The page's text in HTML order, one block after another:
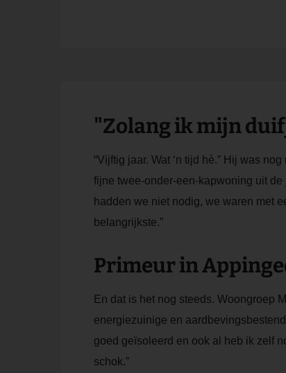
"Zolang ik mijn
“Vijftig jaar. Wat ‘n tijd hè.” Hij was
fijne twee-onder-een-kapwoning uit de
hadden we niet nodig, we waren met
belangrijkste.”
Primeur in
En dat is het nog steeds. Woongroep
energiezuinige en
goed geïsoleerd en ook al heb ik zelf
schok.”